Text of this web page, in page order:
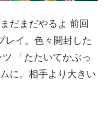
だまだやるよ 前回
レイ。色々開封した
「たたいてかぶっ
に。相手より大きい